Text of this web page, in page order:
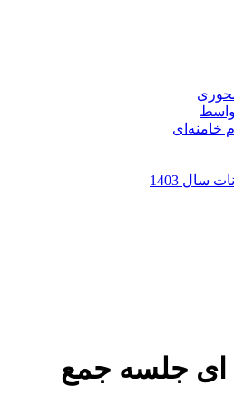
خامنه‌ای
سال 1403
ای جلسه جمع